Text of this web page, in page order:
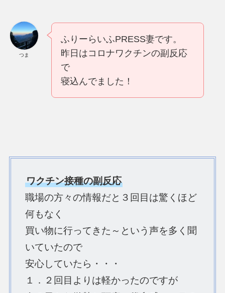
つま
ふりーらいふPRESS妻です。
昨日はコロナワクチンの副反応
で
寝込んでました！
ワクチン接種の副反応
職場の方々の情報だと３回目は驚くほど
何もなく
買い物に行ってきた～という声を多く聞
いていたので
安心していたら・・・
１．２回目よりは軽かったのですが